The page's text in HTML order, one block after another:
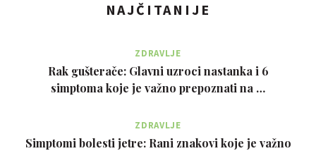
NAJČITANIJE
ZDRAVLJE
Rak gušterače: Glavni uzroci nastanka i 6
simptoma koje je važno prepoznati na …
ZDRAVLJE
Simptomi bolesti jetre: Rani znakovi koje je važno